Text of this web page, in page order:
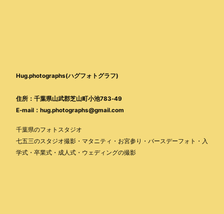
Hug.photographs(ハグフォトグラフ)
住所：千葉県山武郡芝山町小池783-49
E-mail：hug.photographs@gmail.com
千葉県のフォトスタジオ
七五三のスタジオ撮影・マタニティ・お宮参り・バースデーフォト・入
学式・卒業式・成人式・ウェディングの撮影